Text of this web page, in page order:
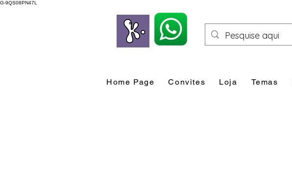
G-9QS08PN47L
Home Page Convites Loja Temas